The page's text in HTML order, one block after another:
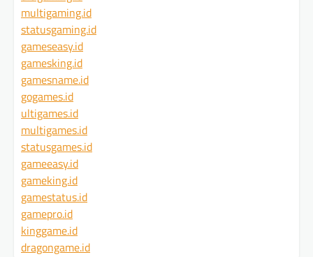
multigaming.id
statusgaming.id
gameseasy.id
gamesking.id
gamesname.id
gogames.id
ultigames.id
multigames.id
statusgames.id
gameeasy.id
gameking.id
gamestatus.id
gamepro.id
kinggame.id
dragongame.id